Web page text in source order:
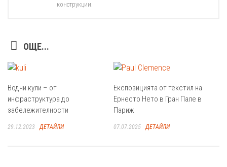
конструкции.
ОЩЕ...
Водни кули – от
инфраструктура до
забележителности
29.12.2023 ДЕТАЙЛИ
Експозицията от текстил на
Ернесто Нето в Гран Пале в
Париж
07.07.2025 ДЕТАЙЛИ